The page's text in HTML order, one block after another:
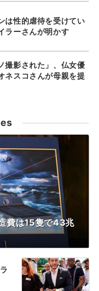
は性的虐待を受けてい
ラーさんが明かす
撮影された」、仏女優
ネスコさんが母親を提
費は15隻で43兆